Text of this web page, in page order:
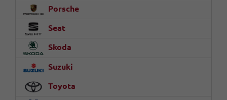
Porsche
Seat
Skoda
Suzuki
Toyota